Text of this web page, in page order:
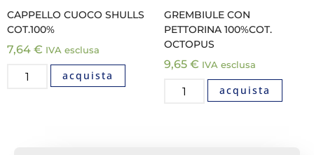
CAPPELLO CUOCO SHULLS
COT.100%
7,64 € IVA esclusa
acquista
GREMBIULE CON
PETTORINA 100%COT.
OCTOPUS
9,65 € IVA esclusa
acquista